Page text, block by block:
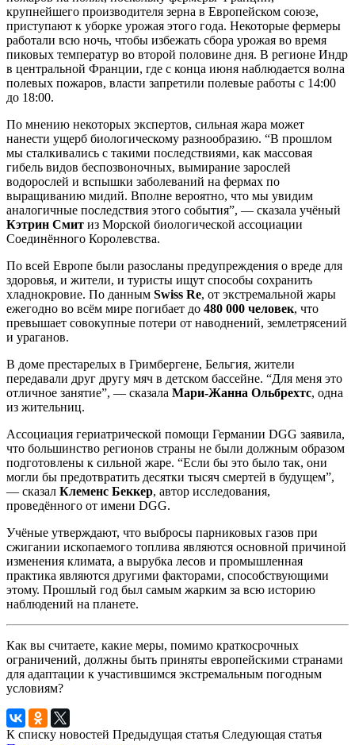
крупнейшего производителя зерна в Европейском союзе,
приступают к уборке урожая этого года. Некоторые фермеры
работали всю ночь, чтобы избежать сбора урожая во время
пиковых температур во второй половине дня. В регионе Индр
в центральной Франции, где с конца июня наблюдается волна
полевых пожаров, власти запретили полевые работы с 14:00
до 18:00.
По мнению некоторых экспертов, сильная жара может
нанести ущерб биологическому разнообразию. “В прошлом
мы сталкивались с такими последствиями, как массовая
гибель видов беспозвоночных, вымирание зарослей
водорослей и вспышки заболеваний на фермах по
выращиванию мидий. Вполне вероятно, что мы увидим
аналогичные последствия этого события”, — сказала учёный
Кэтрин Смит из Морской биологической ассоциации
Соединённого Королевства.
По всей Европе были разосланы предупреждения о вреде для
здоровья, и жители, и туристы ищут способы сохранить
хладнокровие. По данным Swiss Re, от экстремальной жары
ежегодно во всём мире погибает до 480 000 человек, что
превышает совокупные потери от наводнений, землетрясений
и ураганов.
В доме престарелых в Гримбергене, Бельгия, жители
передавали друг другу мяч в детском бассейне. “Для меня это
отличное занятие”, — сказала Мари-Жанна Ольбрехтс, одна
из жительниц.
Ассоциация гериатрической помощи Германии DGG заявила,
что большинство регионов страны не были должным образом
подготовлены к сильной жаре. “Если бы это было так, они
могли бы предотвратить десятки тысяч смертей в будущем”,
— сказал Клеменс Беккер, автор исследования,
проведённого от имени DGG.
Учёные утверждают, что выбросы парниковых газов при
сжигании ископаемого топлива являются основной причиной
изменения климата, а вырубка лесов и промышленная
практика являются другими факторами, способствующими
этому. Прошлый год был самым жарким за всю историю
наблюдений на планете.
Как вы считаете, какие меры, помимо краткосрочных
ограничений, должны быть приняты европейскими странами
для адаптации к участившимся экстремальным погодным
условиям?
К списку новостей Предыдущая статья Следующая статья